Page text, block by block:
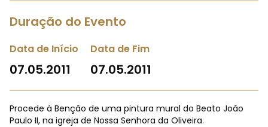
Duração do Evento
Data de Início
07.05.2011
Data de Fim
07.05.2011
Procede à Benção de uma pintura mural do Beato João
Paulo II, na igreja de Nossa Senhora da Oliveira.